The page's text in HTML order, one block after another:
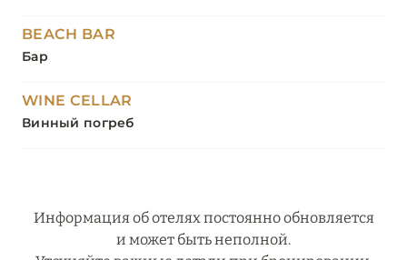
BEACH BAR
Бар
WINE CELLAR
Винный погреб
Информация об отелях постоянно обновляется
и может быть неполной.